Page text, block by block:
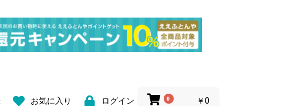
お気に入り ログイン 0 ￥0